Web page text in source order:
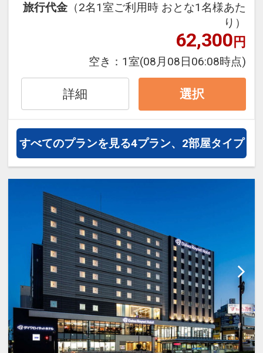
こどもFでご予約いただいた（3歳～未就
学児）のお子様にはキッズミールパスポ
ートをお渡しします。
対象レストランでおとなと食事同席の場
をご用意いたします。
＜対象レストラン＆メニュー＞
■ご朝食
・和洋バイキング（レストラン：彩）
・３Ｓブレックファースト（テラスカフ
ェオーゲ）
※テラスカフェオーゲはご宿泊人数によ
りクローズする場合がございます。
※別会場での臨時営業の場合もございま
す。
※お子様のみのご利用はできません。
・阿波おどり会館＜ホテルから徒歩約10
みなさんに、年間をとおして「阿波おど
り」を楽しんで頂ける施設です。体験コ
ーナーもございます。
・眉山＜ホテルから徒歩約10分＞
万葉集にも詠まれた眉山は徳島市のシン
ボル。山頂まではロープウェイで約6
分！空中散歩が楽しめます。
・大塚国際美術館＜ホテルから車で約１
時間＞
世界の名画が特殊技術によって原寸大の
陶板で忠実に再現されています。
・祖谷のかずら橋＜ホテルから車で約１
時間＞
日本三奇橋の１つとして知られていま
２泊目より１泊につきおひとり様 ５００
※割引適用後のご旅行代金は、カレンダ
ーからお進みいただいた後表示される
「空室照会結果確認画面」でご確認くだ
さい。
氏名・客室タイプ・食事条件・プラン同
一であることが割引適用の条件となりま
☆大浴場のご案内☆
当館の１１階には天然温泉大浴場「びざ
んの湯」がございます。
ビジネスの疲れを癒し、旅の疲れを癒
し、明日への英気を養う。
源泉のみを豊富に使用し、効能は神経
痛、慢性消化器病、疲労回復等です。
当館ご宿泊のお客様は無料でご利用頂け
ます。
旅行代金 （2名1室ご利用時 おとな1名様あた
り）
62,300円
空き： 1室(08月08日06:08時点)
詳細 選択
すべてのプランを見る4プラン、2部屋タイプ